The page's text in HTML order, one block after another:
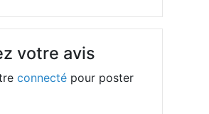
votre avis
connecté pour poster